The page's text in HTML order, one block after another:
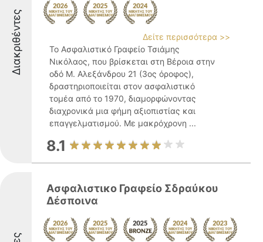
Διακριθέντες
Δείτε περισσότερα >>
Το Ασφαλιστικό Γραφείο Τσιάμης
Νικόλαος, που βρίσκεται στη Βέροια στην
οδό Μ. Αλεξάνδρου 21 (3ος όροφος),
δραστηριοποιείται στον ασφαλιστικό
τομέα από το 1970, διαμορφώνοντας
διαχρονικά μια φήμη αξιοπιστίας και
επαγγελματισμού. Με μακρόχρονη ...
8.1
Ασφαλιστικο Γραφείο Σδραύκου
Δέσποινα